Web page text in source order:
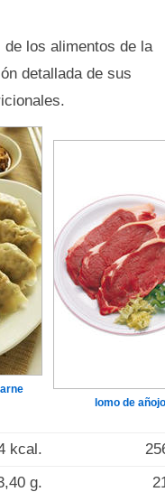
los alimentos de la
detallada de sus
lomo de añojo
kcal.
g.